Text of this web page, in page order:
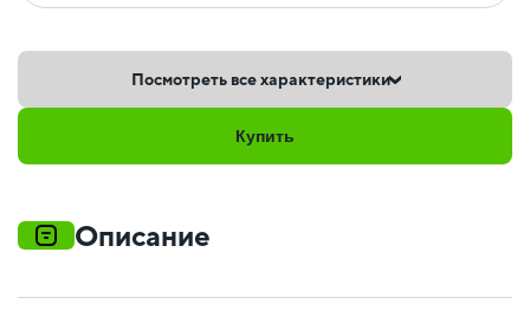
Посмотреть все характеристики
Купить
Описание